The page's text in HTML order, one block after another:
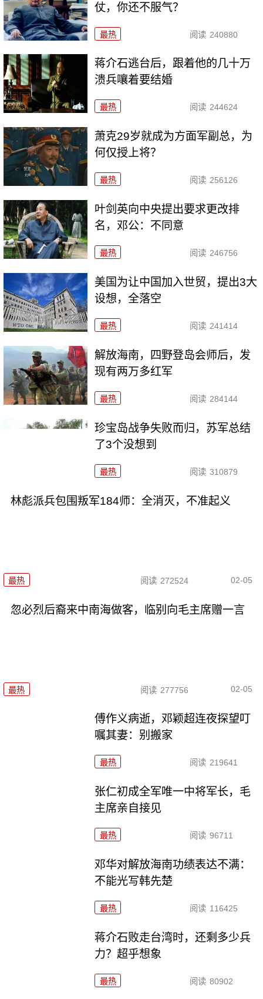
仗，你还不服气？
最热 阅读 240880
蒋介石逃台后，跟着他的几十万
溃兵嚷着要结婚
最热 阅读 244624
萧克29岁就成为方面军副总，为
何仅授上将？
最热 阅读 256126
叶剑英向中央提出要求更改排
名，邓公：不同意
最热 阅读 246756
美国为让中国加入世贸，提出3大
设想，全落空
最热 阅读 241414
解放海南，四野登岛会师后，发
现有两万多红军
最热 阅读 284144
珍宝岛战争失败而归，苏军总结
了3个没想到
最热 阅读 310879
林彪派兵包围叛军184师：全消灭，不准起义
最热 阅读 272524 02-05
忽必烈后裔来中南海做客，临别向毛主席赠一言
最热 阅读 277756 02-05
傅作义病逝，邓颖超连夜探望叮
嘱其妻：别搬家
最热 阅读 219641
张仁初成全军唯一中将军长，毛
主席亲自接见
最热 阅读 96711
邓华对解放海南功绩表达不满：
不能光写韩先楚
最热 阅读 116425
蒋介石败走台湾时，还剩多少兵
力？超乎想象
最热 阅读 80902